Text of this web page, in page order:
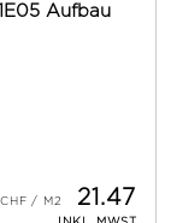
Aufbau
21.47